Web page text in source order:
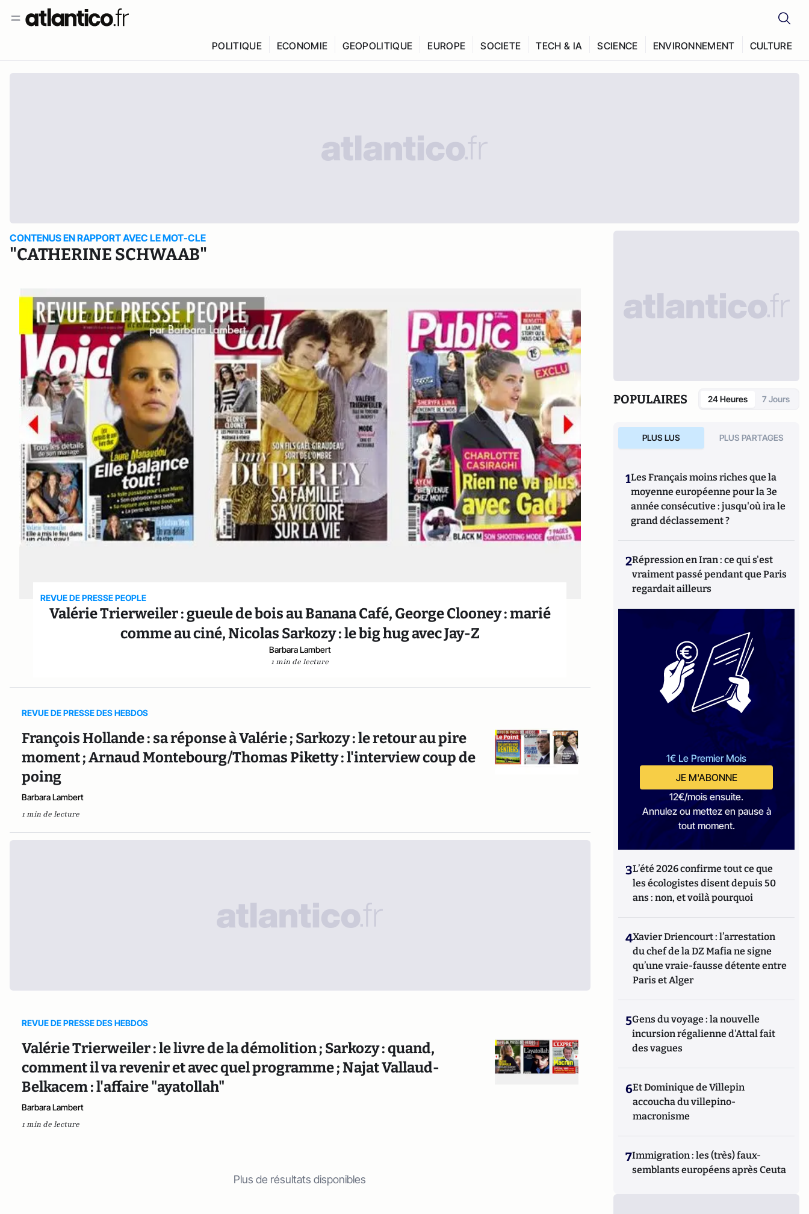
POLITIQUE ECONOMIE GEOPOLITIQUE EUROPE SOCIETE TECH & IA SCIENCE ENVIRONNEMENT CULTURE
CONTENUS EN RAPPORT AVEC LE MOT-CLE
"CATHERINE SCHWAAB"
REVUE DE PRESSE PEOPLE
Valérie Trierweiler : gueule de bois au Banana Café, George Clooney : marié
comme au ciné, Nicolas Sarkozy : le big hug avec Jay-Z
Barbara Lambert
1 min de lecture
REVUE DE PRESSE DES HEBDOS
François Hollande : sa réponse à Valérie ; Sarkozy : le retour au pire
moment ; Arnaud Montebourg/Thomas Piketty : l'interview coup de
poing
Barbara Lambert
1 min de lecture
REVUE DE PRESSE DES HEBDOS
Valérie Trierweiler : le livre de la démolition ; Sarkozy : quand,
comment il va revenir et avec quel programme ; Najat Vallaud-
Belkacem : l'affaire "ayatollah"
Barbara Lambert
1 min de lecture
Plus de résultats disponibles
POPULAIRES 24 Heures 7 Jours
PLUS LUS PLUS PARTAGES
1Les Français moins riches que la
moyenne européenne pour la 3e
année consécutive : jusqu'où ira le
grand déclassement ?
2Répression en Iran : ce qui s'est
vraiment passé pendant que Paris
regardait ailleurs
1€ Le Premier Mois
JE M'ABONNE
12€/mois ensuite.
Annulez ou mettez en pause à
tout moment.
3L’été 2026 confirme tout ce que
les écologistes disent depuis 50
ans : non, et voilà pourquoi
4Xavier Driencourt : l’arrestation
du chef de la DZ Mafia ne signe
qu’une vraie-fausse détente entre
Paris et Alger
5Gens du voyage : la nouvelle
incursion régalienne d'Attal fait
des vagues
6Et Dominique de Villepin
accoucha du villepino-
macronisme
7Immigration : les (très) faux-
semblants européens après Ceuta